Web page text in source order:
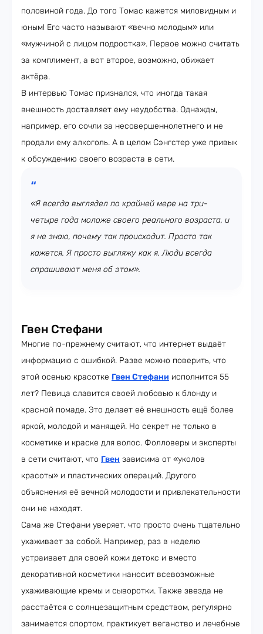
половиной года. До того Томас кажется миловидным и
юным! Его часто называют «вечно молодым» или
«мужчиной с лицом подростка». Первое можно считать
за комплимент, а вот второе, возможно, обижает
актёра.
В интервью Томас признался, что иногда такая
внешность доставляет ему неудобства. Однажды,
например, его сочли за несовершеннолетнего и не
продали ему алкоголь. А в целом Сэнгстер уже привык
к обсуждению своего возраста в сети.
«Я всегда выглядел по крайней мере на три-
четыре года моложе своего реального возраста, и
я не знаю, почему так происходит. Просто так
кажется. Я просто выгляжу как я. Люди всегда
спрашивают меня об этом».
Гвен Стефани
Многие по-прежнему считают, что интернет выдаёт
информацию с ошибкой. Разве можно поверить, что
этой осенью красотке Гвен Стефани исполнится 55
лет? Певица славится своей любовью к блонду и
красной помаде. Это делает её внешность ещё более
яркой, молодой и манящей. Но секрет не только в
косметике и краске для волос. Фолловеры и эксперты
в сети считают, что Гвен зависима от «уколов
красоты» и пластических операций. Другого
объяснения её вечной молодости и привлекательности
они не находят.
Сама же Стефани уверяет, что просто очень тщательно
ухаживает за собой. Например, раз в неделю
устраивает для своей кожи детокс и вместо
декоративной косметики наносит всевозможные
ухаживающие кремы и сыворотки. Также звезда не
расстаётся с солнцезащитным средством, регулярно
занимается спортом, практикует веганство и лечебные